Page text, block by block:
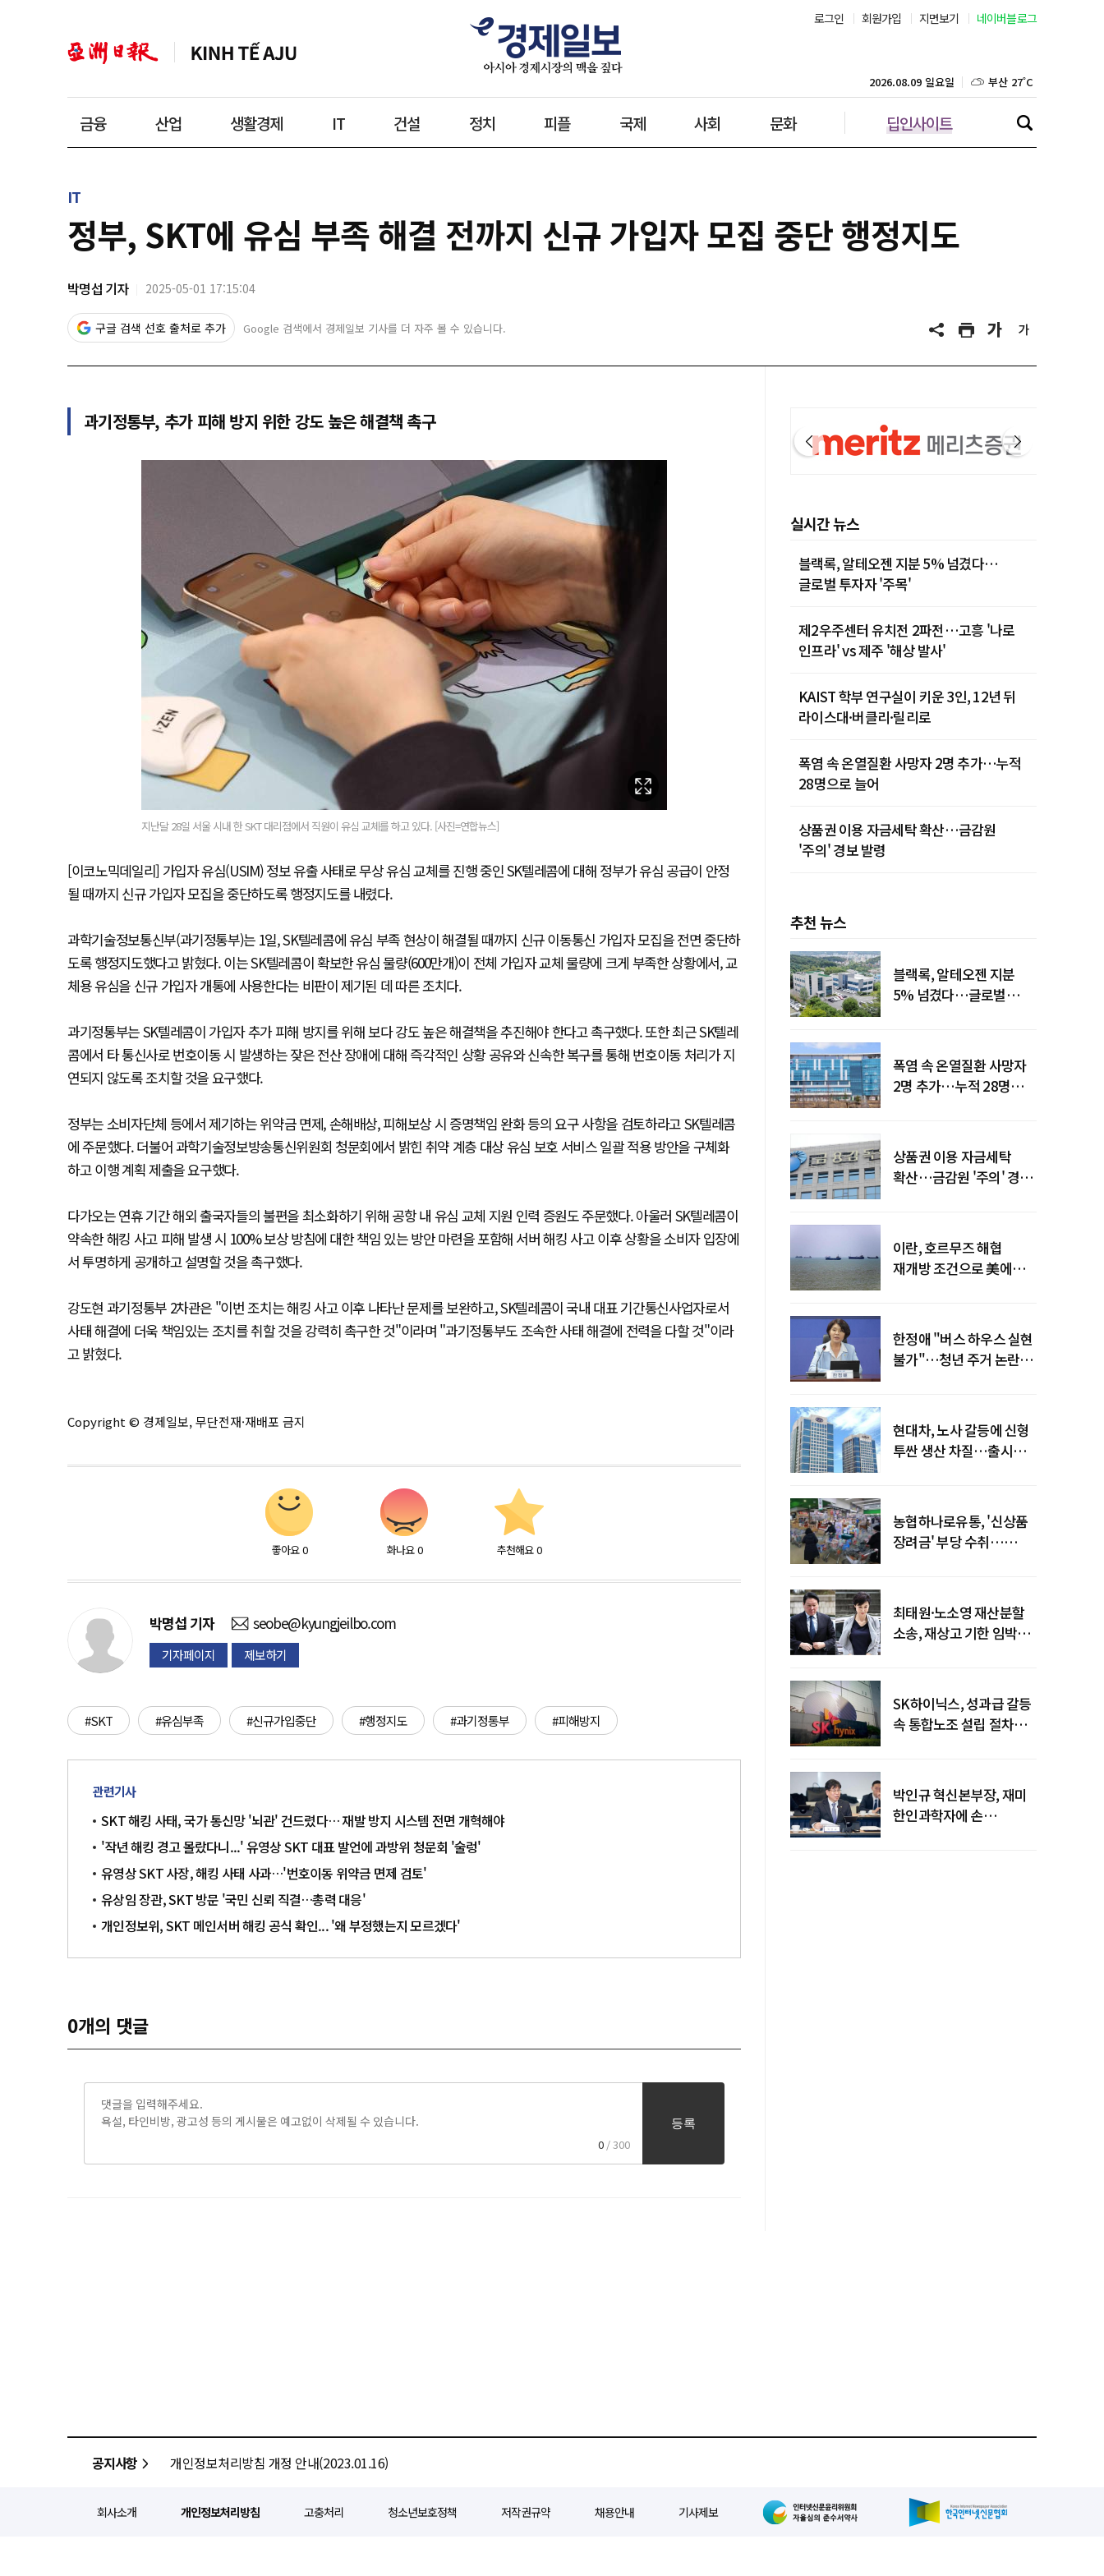
로그인 회원가입 지면보기 네이버블로그
금융 산업 생활경제 IT 건설 정치 피플 국제 사회 문화 딥인사이트
2026.08.09 일요일 대구 25˚C
인천 26˚C
제주 28˚C
IT
정부, SKT에 유심 부족 해결 전까지 신규 가입자 모집 중단 행정지도
박명섭 기자 2025-05-01 17:15:04
구글 검색 선호 출처로 추가 Google 검색에서 경제일보 기사를 더 자주 볼 수 있습니다.
과기정통부, 추가 피해 방지 위한 강도 높은 해결책 촉구
지난달 28일 서울 시내 한 SKT 대리점에서 직원이 유심 교체를 하고 있다. [사진=연합뉴스]
[이코노믹데일리] 가입자 유심(USIM) 정보 유출 사태로 무상 유심 교체를 진행 중인 SK텔레콤에 대해 정부가 유심 공급이 안정
될 때까지 신규 가입자 모집을 중단하도록 행정지도를 내렸다.
과학기술정보통신부(과기정통부)는 1일, SK텔레콤에 유심 부족 현상이 해결될 때까지 신규 이동통신 가입자 모집을 전면 중단하
도록 행정지도했다고 밝혔다. 이는 SK텔레콤이 확보한 유심 물량(600만개)이 전체 가입자 교체 물량에 크게 부족한 상황에서, 교
체용 유심을 신규 가입자 개통에 사용한다는 비판이 제기된 데 따른 조치다.
과기정통부는 SK텔레콤이 가입자 추가 피해 방지를 위해 보다 강도 높은 해결책을 추진해야 한다고 촉구했다. 또한 최근 SK텔레
콤에서 타 통신사로 번호이동 시 발생하는 잦은 전산 장애에 대해 즉각적인 상황 공유와 신속한 복구를 통해 번호이동 처리가 지
연되지 않도록 조치할 것을 요구했다.
정부는 소비자단체 등에서 제기하는 위약금 면제, 손해배상, 피해보상 시 증명책임 완화 등의 요구 사항을 검토하라고 SK텔레콤
에 주문했다. 더불어 과학기술정보방송통신위원회 청문회에서 밝힌 취약 계층 대상 유심 보호 서비스 일괄 적용 방안을 구체화
하고 이행 계획 제출을 요구했다.
다가오는 연휴 기간 해외 출국자들의 불편을 최소화하기 위해 공항 내 유심 교체 지원 인력 증원도 주문했다. 아울러 SK텔레콤이
약속한 해킹 사고 피해 발생 시 100% 보상 방침에 대한 책임 있는 방안 마련을 포함해 서버 해킹 사고 이후 상황을 소비자 입장에
서 투명하게 공개하고 설명할 것을 촉구했다.
강도현 과기정통부 2차관은 "이번 조치는 해킹 사고 이후 나타난 문제를 보완하고, SK텔레콤이 국내 대표 기간통신사업자로서
사태 해결에 더욱 책임있는 조치를 취할 것을 강력히 촉구한 것"이라며 "과기정통부도 조속한 사태 해결에 전력을 다할 것"이라
고 밝혔다.
Copyright © 경제일보, 무단전재·재배포 금지
좋아요 0 화나요 0 추천해요 0
박명섭 기자 seobe@kyungjeilbo.com
기자페이지 제보하기
#SKT #유심부족 #신규가입중단 #행정지도 #과기정통부 #피해방지
관련기사
SKT 해킹 사태, 국가 통신망 '뇌관' 건드렸다… 재발 방지 시스템 전면 개혁해야
'작년 해킹 경고 몰랐다니...' 유영상 SKT 대표 발언에 과방위 청문회 '술렁'
유영상 SKT 사장, 해킹 사태 사과…'번호이동 위약금 면제 검토'
유상임 장관, SKT 방문 '국민 신뢰 직결…총력 대응'
개인정보위, SKT 메인서버 해킹 공식 확인... '왜 부정했는지 모르겠다'
0개의 댓글
0 / 300
등록
실시간 뉴스
블랙록, 알테오젠 지분 5% 넘겼다…
글로벌 투자자 '주목'
제2우주센터 유치전 2파전…고흥 '나로
인프라' vs 제주 '해상 발사'
KAIST 학부 연구실이 키운 3인, 12년 뒤
라이스대·버클리·릴리로
폭염 속 온열질환 사망자 2명 추가…누적
28명으로 늘어
상품권 이용 자금세탁 확산…금감원
'주의' 경보 발령
추천 뉴스
블랙록, 알테오젠 지분
5% 넘겼다…글로벌
폭염 속 온열질환 사망자
2명 추가…누적 28명으로
상품권 이용 자금세탁
확산…금감원 '주의' 경보
이란, 호르무즈 해협
재개방 조건으로 美에
한정애 "버스 하우스 실현
불가"…청년 주거 논란
현대차, 노사 갈등에 신형
투싼 생산 차질…출시
농협하나로유통, '신상품
장려금' 부당 수취…
최태원·노소영 재산분할
소송, 재상고 기한 임박…
SK하이닉스, 성과급 갈등
속 통합노조 설립 절차
박인규 혁신본부장, 재미
한인과학자에 손
공지사항 개인정보처리방침 개정 안내(2023.01.16)
회사소개 개인정보처리방침 고충처리 청소년보호정책 저작권규약 채용안내 기사제보